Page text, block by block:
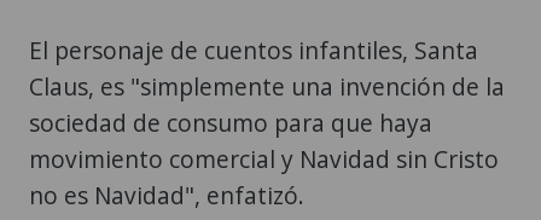
El personaje de cuentos infantiles, Santa
Claus, es "simplemente una invención de la
sociedad de consumo para que haya
movimiento comercial y Navidad sin Cristo
no es Navidad", enfatizó.